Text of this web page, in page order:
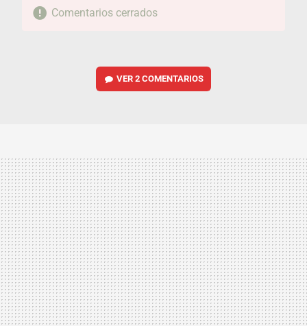
Comentarios cerrados
VER2 COMENTARIOS